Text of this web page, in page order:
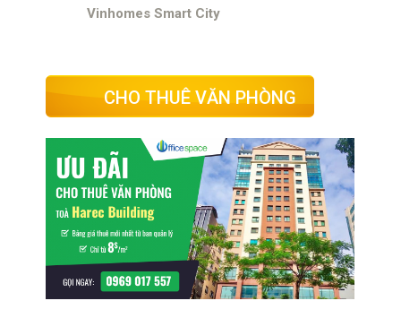
Vinhomes Smart City
CHO THUÊ VĂN PHÒNG